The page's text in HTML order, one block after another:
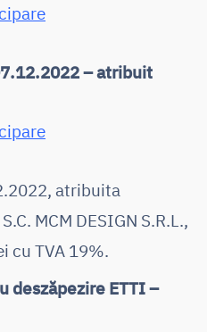
– atribuit
atribuita
MCM DESIGN S.R.L.,
cu TVA 19%.
deszăpezire ETTI –